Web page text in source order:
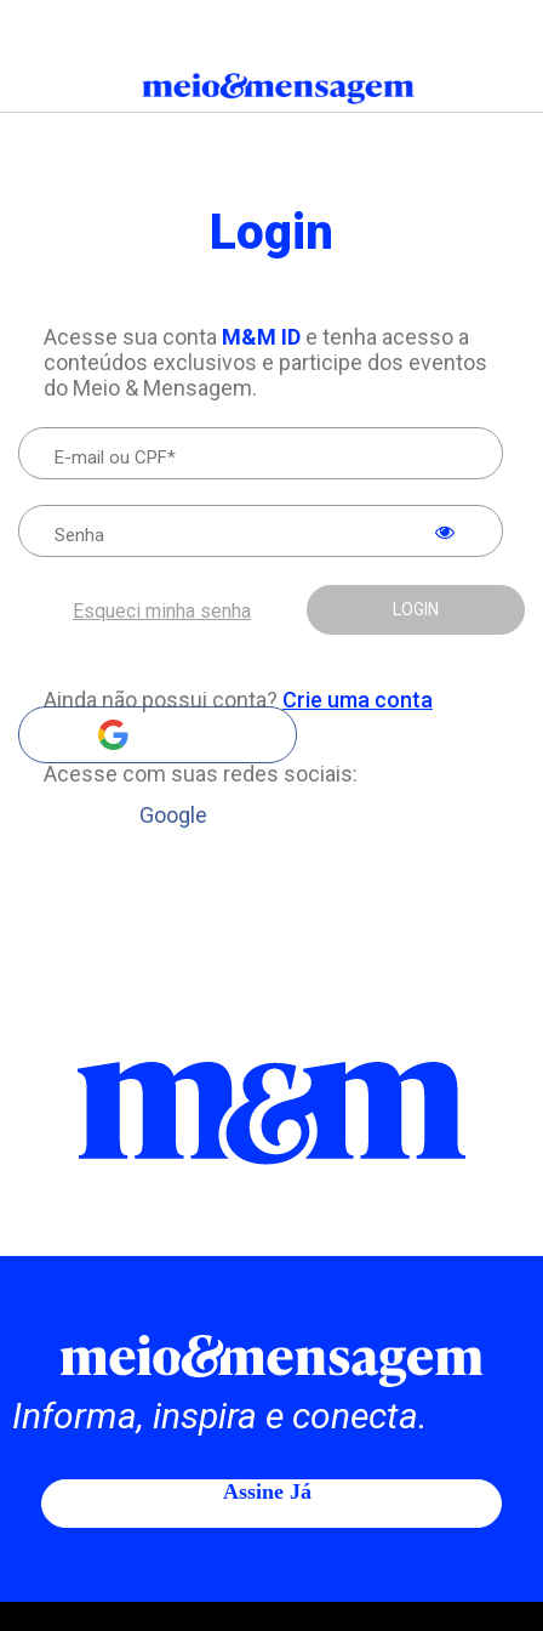
Login
Acesse sua conta M&M IDe tenha acesso a
conteúdos exclusivos e participe dos eventos
do Meio & Mensagem.
LOGIN
Esqueci minha senha
Ainda não possui conta? Crie uma conta
Acesse com suas redes sociais:
Google
Informa, inspira e conecta.
Assine Já